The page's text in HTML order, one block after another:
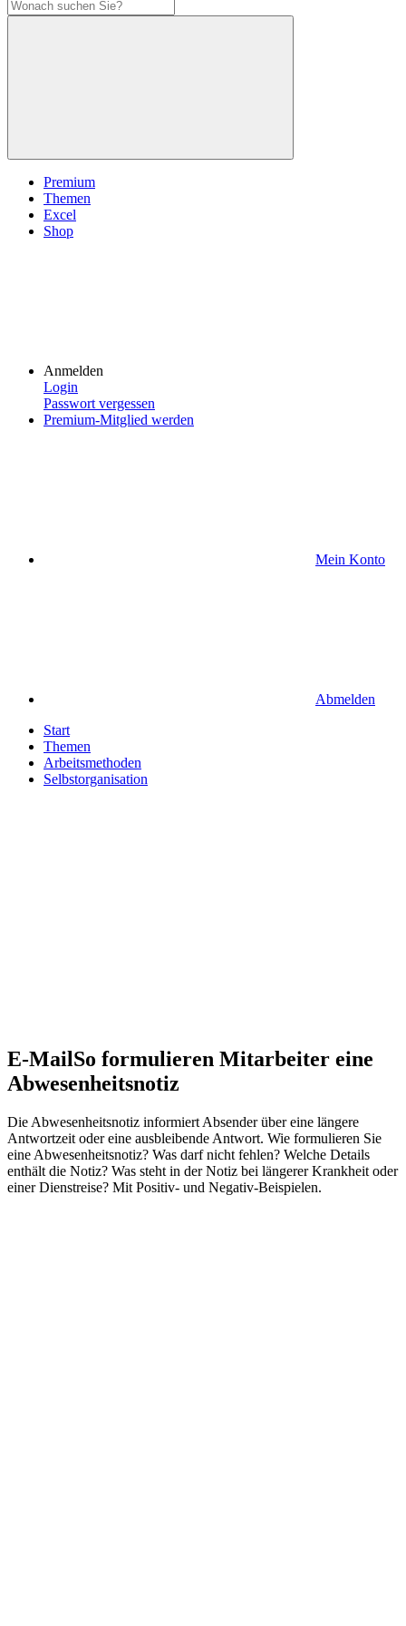
Premium
Themen
Excel
Shop
Anmelden
Login
Passwort vergessen
Premium-Mitglied werden
Mein Konto
Abmelden
Start
Themen
Arbeitsmethoden
Selbstorganisation
E-MailSo formulieren Mitarbeiter eine
Abwesenheitsnotiz
Die Abwesenheitsnotiz informiert Absender über eine längere
Antwortzeit oder eine ausbleibende Antwort. Wie formulieren Sie
eine Abwesenheitsnotiz? Was darf nicht fehlen? Welche Details
enthält die Notiz? Was steht in der Notiz bei längerer Krankheit oder
einer Dienstreise? Mit Positiv- und Negativ-Beispielen.